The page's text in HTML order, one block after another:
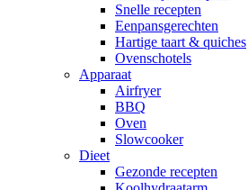
Snelle recepten
Eenpansgerechten
Hartige taart & quiches
Ovenschotels
Apparaat
Airfryer
BBQ
Oven
Slowcooker
Dieet
Gezonde recepten